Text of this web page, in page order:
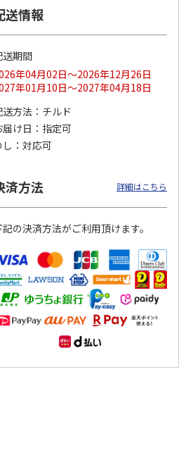
【冷凍】北海道産い
（鮭工房・サーモ
ン…
2,150円
(送料別・税込)
らこ（切れ子）
4.0（1）
送情報
送期間
年04月02日～2026年12月26日
年01月10日～2027年04月18日
送方法
チルド
届け日
指定可
し
対応可
済方法 詳細はこちら
記の決済方法がご利用頂けます。